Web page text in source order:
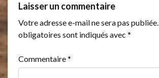
Laisser un commentaire
Votre adresse e-mail ne sera pas publiée.
obligatoires sont indiqués avec *
Commentaire*